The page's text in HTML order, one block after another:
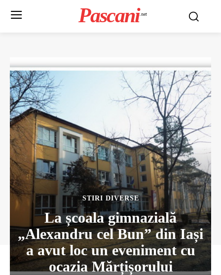
Pascani .net
STIRI DIVERSE
La școala gimnazială
„Alexandru cel Bun” din Iași
a avut loc un eveniment cu
ocazia Mărțișorului